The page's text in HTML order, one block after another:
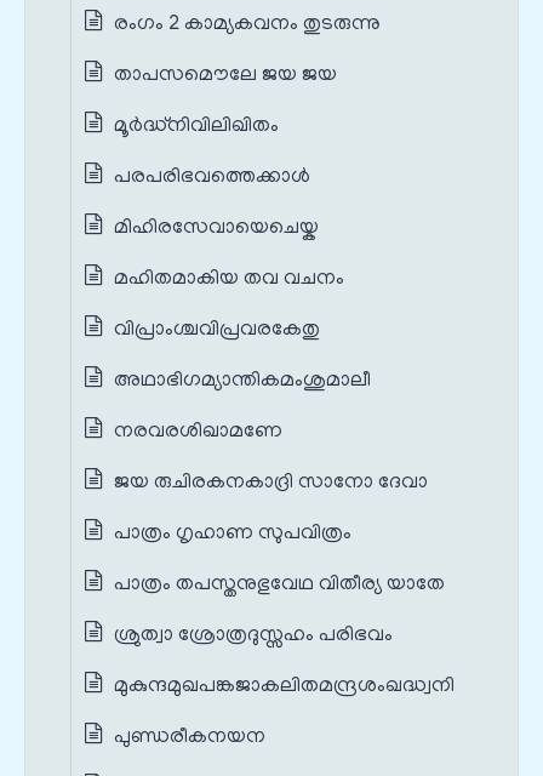
രംഗം 2 കാമ്യകവനം തുടരുന്നു
താപസമൌലേ ജയ ജയ
മൂര്‍ദ്ധ്നിവിലിഖിതം
പരപരിഭവത്തെക്കാള്‍
മിഹിരസേവായെചെയ്ക
മഹിതമാകിയ തവ വചനം
വിപ്രാംശ്ചവിപ്രവരകേതു
അഥാഭിഗമ്യാന്തികമംശുമാലീ
നരവരശിഖാമണേ
ജയ രുചിരകനകാദ്രി സാനോ ദേവാ
പാത്രം ഗൃഹാണ സുപവിത്രം
പാത്രം തപസ്തനുഭുവേഥ വിതീര്യ യാതേ
ശ്രുത്വാ ശ്രോത്രദുസ്സഹം പരിഭവം
മുകുന്ദമുഖപങ്കജാകലിതമന്ദ്രശംഖദ്ധ്വനി
പുണ്ഡരീകനയന